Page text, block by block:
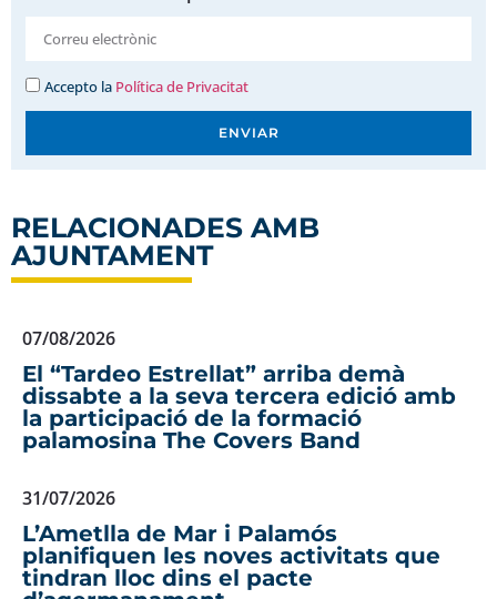
Accepto la Política de Privacitat
ENVIAR
RELACIONADES AMB
AJUNTAMENT
07/08/2026
El “Tardeo Estrellat” arriba demà
dissabte a la seva tercera edició amb
la participació de la formació
palamosina The Covers Band
31/07/2026
L’Ametlla de Mar i Palamós
planifiquen les noves activitats que
tindran lloc dins el pacte